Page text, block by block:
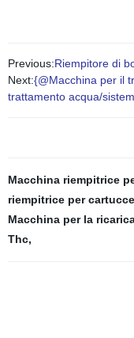
Previous:Riempitore di
Next:{@Macchina per il
trattamento acqua/
Macchina riempitrice
riempitrice per
Macchina per la
Thc,